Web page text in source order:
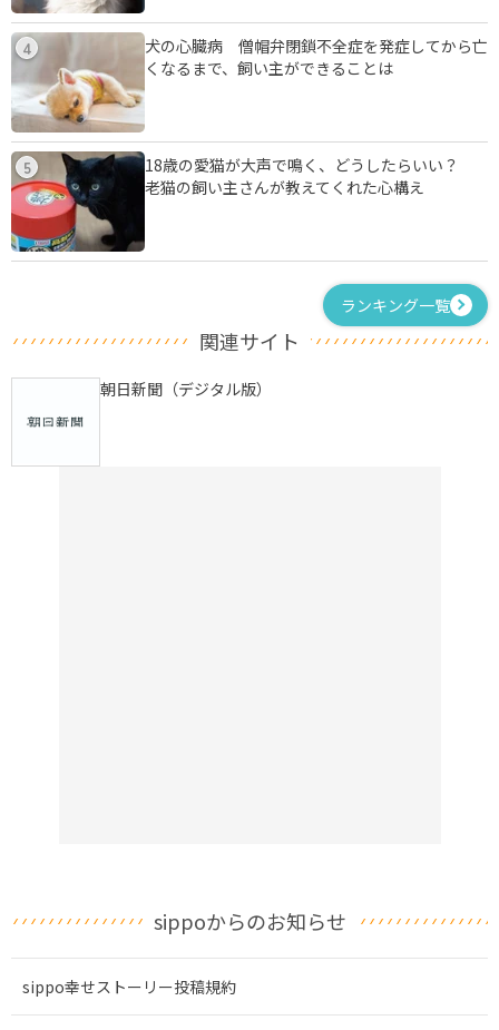
4
犬の心臓病 僧帽弁閉鎖不全症を発症してから亡
くなるまで、飼い主ができることは
5
18歳の愛猫が大声で鳴く、どうしたらいい？
老猫の飼い主さんが教えてくれた心構え
ランキング一覧
関連サイト
朝日新聞（デジタル版）
sippoからのお知らせ
sippo幸せストーリー投稿規約